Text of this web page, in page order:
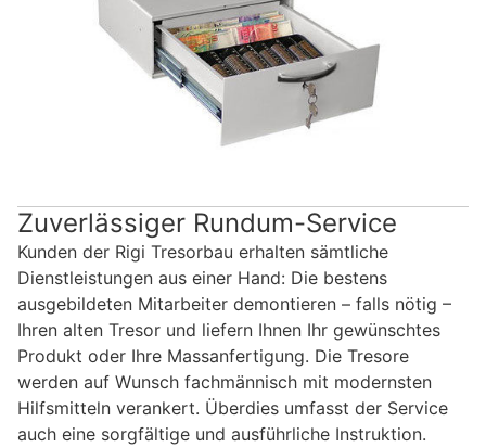
Zuverlässiger Rundum-Service
Kunden der Rigi Tresorbau erhalten sämtliche
Dienstleistungen aus einer Hand: Die bestens
ausgebildeten Mitarbeiter demontieren – falls nötig –
Ihren alten Tresor und liefern Ihnen Ihr gewünschtes
Produkt oder Ihre Massanfertigung. Die Tresore
werden auf Wunsch fachmännisch mit modernsten
Hilfsmitteln verankert. Überdies umfasst der Service
auch eine sorgfältige und ausführliche Instruktion.